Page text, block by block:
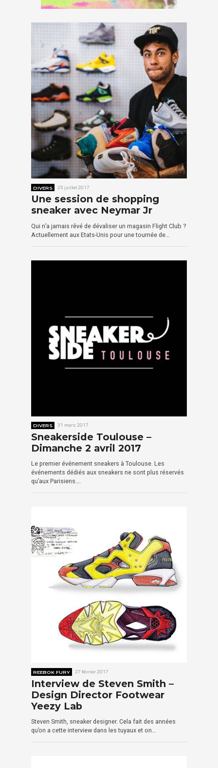
DIVERS 25 juillet 2017
Une session de shopping
sneaker avec Neymar Jr
Qui n’a jamais rêvé de dévaliser un magasin Flight Club ?
Actuellement aux Etats-Unis pour une tournée de…
DIVERS 31 mars 2017
Sneakerside Toulouse –
Dimanche 2 avril 2017
Le premier événement sneakers à Toulouse. Les
événements dédiés aux sneakers ne sont plus réservés
qu’aux Parisiens….
REEBOK FURY 27 février 2017
Interview de Steven Smith –
Design Director Footwear
Yeezy Lab
Steven Smith, sneaker designer. Cela fait des années
qu’on a cette interview dans les tuyaux et on…